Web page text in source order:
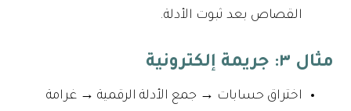
القصاص بعد ثبوت الأدلة.
مثال ٣: جريمة إلكترونية
اختراق حسابات → جمع الأدلة الرقمية → غرامة